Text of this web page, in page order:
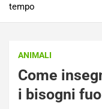
tempo
ANIMALI
Come
i bisogni